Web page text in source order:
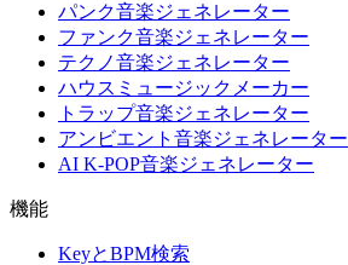
パンク音楽ジェネレーター
ファンク音楽ジェネレーター
テクノ音楽ジェネレーター
ハウスミュージックメーカー
トラップ音楽ジェネレーター
アンビエント音楽ジェネレーター
AI K-POP音楽ジェネレーター
機能
KeyとBPM検索